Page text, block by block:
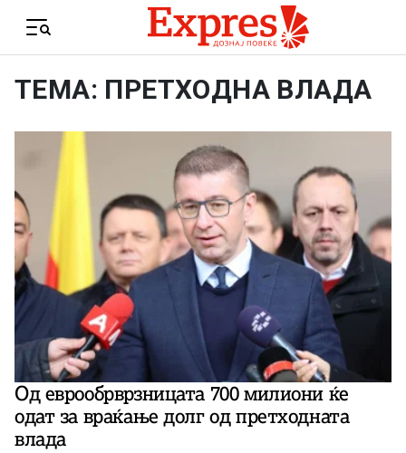
Menu
ТЕМА: ПРЕТХОДНА ВЛАДА
Од еврообрврзницата 700 милиони ќе
одат за враќање долг од претходната
влада